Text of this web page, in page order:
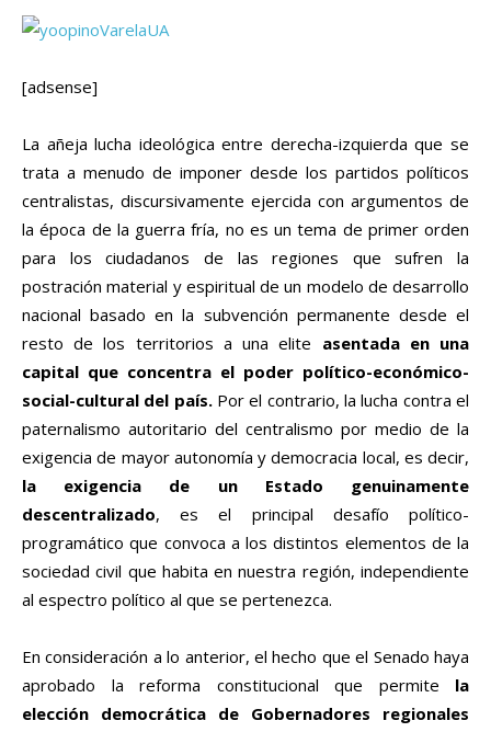
[adsense]
La añeja lucha ideológica entre derecha-izquierda que se
trata a menudo de imponer desde los partidos políticos
centralistas, discursivamente ejercida con argumentos de
la época de la guerra fría, no es un tema de primer orden
para los ciudadanos de las regiones que sufren la
postración material y espiritual de un modelo de desarrollo
nacional basado en la subvención permanente desde el
resto de los territorios a una elite asentada en una
capital que concentra el poder político-económico-
social-cultural del país.Por el contrario, la lucha contra el
paternalismo autoritario del centralismo por medio de la
exigencia de mayor autonomía y democracia local, es decir,
la exigencia de un Estado genuinamente
descentralizado, es el principal desafío político-
programático que convoca a los distintos elementos de la
sociedad civil que habita en nuestra región, independiente
al espectro político al que se pertenezca.
En consideración a lo anterior, el hecho que el Senado haya
aprobado la reforma constitucional que permite la
elección democrática de Gobernadores regionales